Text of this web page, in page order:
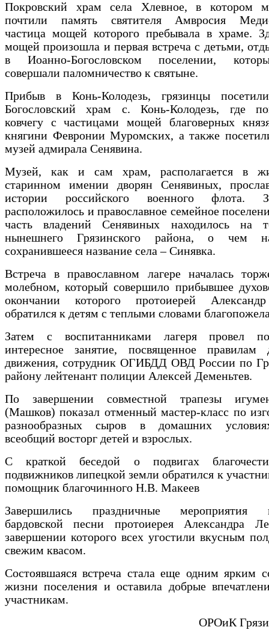
Покровский храм села Хлевное, в котором
почтили память святителя Амвросия
частица мощей которого пребывала в храме.
мощей произошла и первая встреча с детьми,
в Иоанно-Богословском поселении,
совершали паломничество к святыне.
Прибыв в Конь-Колодезь, грязинцы
Богословский храм с. Конь-Колодезь, где
ковчегу с частицами мощей благоверных
княгини Февронии Муромских, а также
музей адмирала Сенявина.
Музей, как и сам храм, располагается в
старинном имении дворян Сенявиных,
истории российского военного флота.
расположилось и православное семейное
часть владений Сенявиных находилось на
нынешнего Грязинского района, о чем
сохранившееся название села – Синявка.
Встреча в православном лагере началась
молебном, который совершило прибывшее
окончании которого протоиерей
обратился к детям с теплыми словами
Затем с воспитанниками лагеря провел
интересное занятие, посвященное правилам
движения, сотрудник ОГИБДД ОВД России по
району лейтенант полиции Алексей Деменьтев.
По завершении совместной трапезы
(Машков) показал отменный мастер-класс по
разнообразных сыров в домашних
всеобщий восторг детей и взрослых.
С краткой беседой о подвигах
подвижников липецкой земли обратился к
помощник благочинного Н.В. Макеев
Завершились праздничные мероприятия
бардовской песни протоиерея Александра
завершении которого всех угостили вкусным
свежим квасом.
Состоявшаяся встреча стала еще одним ярким
жизни поселения и оставила добрые
участникам.
ОРОиК